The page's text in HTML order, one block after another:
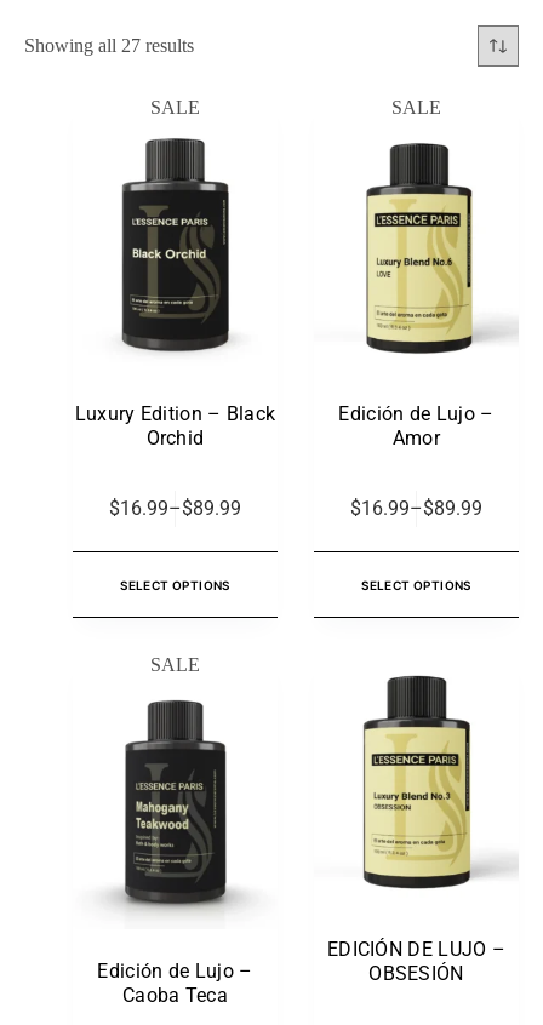
Showing all 27 results
SALE
Luxury Edition – Black
Orchid
$16.99–$89.99
SELECT OPTIONS
SALE
Edición de Lujo –
Amor
$16.99–$89.99
SELECT OPTIONS
SALE
Edición de Lujo –
Caoba Teca
EDICIÓN DE LUJO –
OBSESIÓN